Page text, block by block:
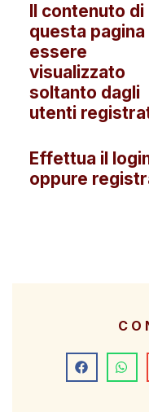
Il contenuto di
questa pagina
essere
visualizzato
soltanto dagli
utenti
Effettua il
oppure